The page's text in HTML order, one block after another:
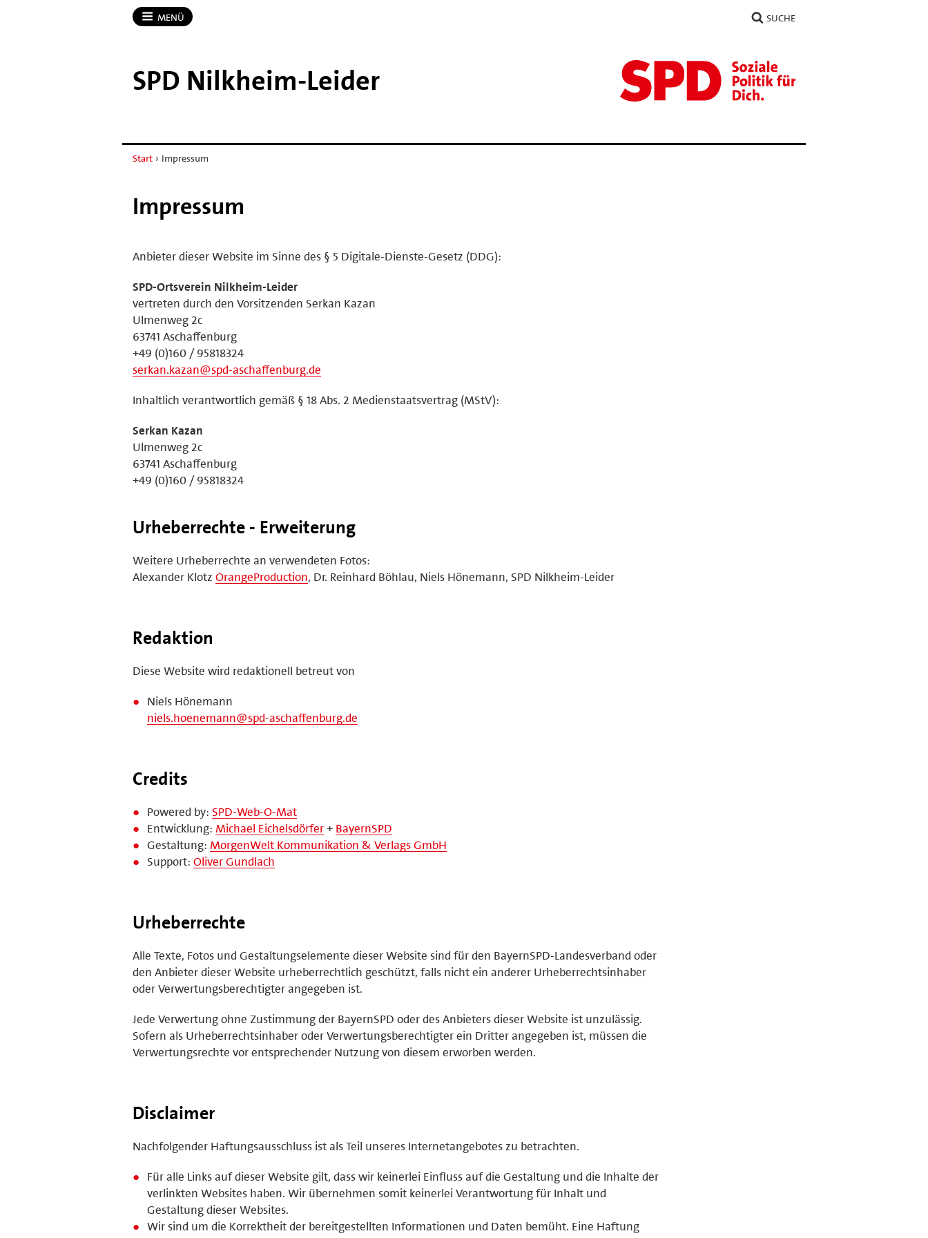
MENÜ SUCHE
SPD Nilkheim-​Leider
Start › Impressum
Impressum
Anbieter dieser Website im Sinne des § 5 Digitale-Dienste-Gesetz (DDG):
SPD-Ortsverein Nilkheim-Leider
vertreten durch den Vorsitzenden Serkan Kazan
Ulmenweg 2c
63741 Aschaffenburg
+49 (0)160 / 95818324
serkan.kazan@spd-aschaffenburg.de
Inhaltlich verantwortlich gemäß § 18 Abs. 2 Medienstaatsvertrag (MStV):
Serkan Kazan
Ulmenweg 2c
63741 Aschaffenburg
+49 (0)160 / 95818324
Urheberrechte - Erweiterung
Weitere Urheberrechte an verwendeten Fotos:
Alexander Klotz OrangeProduction, Dr. Reinhard Böhlau, Niels Hönemann, SPD Nilkheim-Leider
Redaktion
Diese Website wird redaktionell betreut von
Niels Hönemann
niels.hoenemann@spd-aschaffenburg.de
Credits
Powered by: SPD-Web-O-Mat
Entwicklung:Michael Eichelsdörfer+ BayernSPD
Gestaltung:MorgenWelt Kommunikation & Verlags GmbH
Support:Oliver Gundlach
Urheberrechte
Alle Texte, Fotos und Gestaltungselemente dieser Website sind für den BayernSPD-Landesverband oder
den Anbieter dieser Website urheberrechtlich geschützt, falls nicht ein anderer Urheberrechtsinhaber
oder Verwertungsberechtigter angegeben ist.
Jede Verwertung ohne Zustimmung der BayernSPD oder des Anbieters dieser Website ist unzulässig.
Sofern als Urheberrechtsinhaber oder Verwertungsberechtigter ein Dritter angegeben ist, müssen die
Verwertungsrechte vor entsprechender Nutzung von diesem erworben werden.
Disclaimer
Nachfolgender Haftungsausschluss ist als Teil unseres Internetangebotes zu betrachten.
Für alle Links auf dieser Website gilt, dass wir keinerlei Einfluss auf die Gestaltung und die Inhalte der
verlinkten Websites haben. Wir übernehmen somit keinerlei Verantwortung für Inhalt und
Gestaltung dieser Websites.
Wir sind um die Korrektheit der bereitgestellten Informationen und Daten bemüht. Eine Haftung